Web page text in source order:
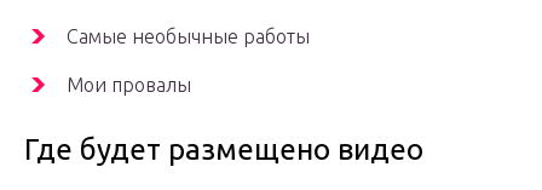
Самые необычные работы
Мои провалы
Где будет размещено видео